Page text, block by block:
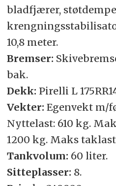
bladfjærer,
10,8 meter.
Bremser:
bak.
Dekk: Pirelli L
Vekter: Egenvekt m/
Nyttelast: 610 kg.
1200 kg. Maks
Tankvolum: 60 liter.
Sitteplasser: 8.